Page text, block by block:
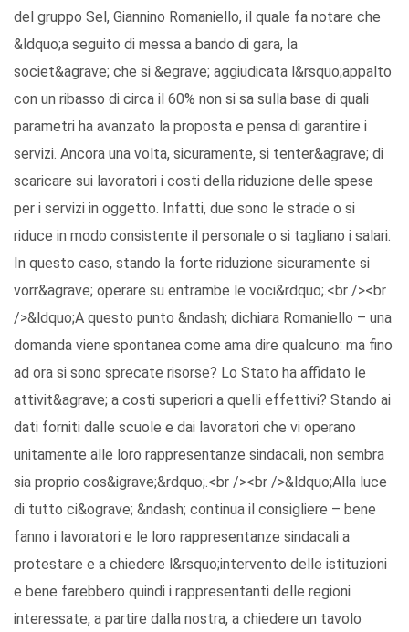
del gruppo Sel, Giannino Romaniello, il quale fa notare che
&ldquo;a seguito di messa a bando di gara, la
societ&agrave; che si &egrave; aggiudicata l&rsquo;appalto
con un ribasso di circa il 60% non si sa sulla base di quali
parametri ha avanzato la proposta e pensa di garantire i
servizi. Ancora una volta, sicuramente, si tenter&agrave; di
scaricare sui lavoratori i costi della riduzione delle spese
per i servizi in oggetto. Infatti, due sono le strade o si
riduce in modo consistente il personale o si tagliano i salari.
In questo caso, stando la forte riduzione sicuramente si
vorr&agrave; operare su entrambe le voci&rdquo;.<br /><br
/>&ldquo;A questo punto &ndash; dichiara Romaniello – una
domanda viene spontanea come ama dire qualcuno: ma fino
ad ora si sono sprecate risorse? Lo Stato ha affidato le
attivit&agrave; a costi superiori a quelli effettivi? Stando ai
dati forniti dalle scuole e dai lavoratori che vi operano
unitamente alle loro rappresentanze sindacali, non sembra
sia proprio cos&igrave;&rdquo;.<br /><br />&ldquo;Alla luce
di tutto ci&ograve; &ndash; continua il consigliere – bene
fanno i lavoratori e le loro rappresentanze sindacali a
protestare e a chiedere l&rsquo;intervento delle istituzioni
e bene farebbero quindi i rappresentanti delle regioni
interessate, a partire dalla nostra, a chiedere un tavolo